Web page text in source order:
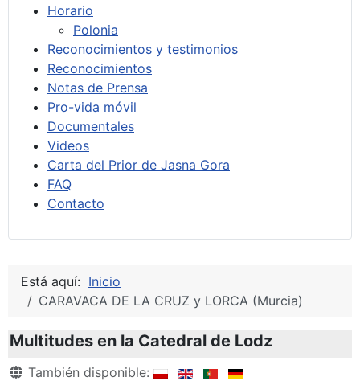
Horario
Polonia
Reconocimientos y testimonios
Reconocimientos
Notas de Prensa
Pro-vida móvil
Documentales
Videos
Carta del Prior de Jasna Gora
FAQ
Contacto
Está aquí: Inicio
CARAVACA DE LA CRUZ y LORCA (Murcia)
Multitudes en la Catedral de Lodz
Detalles
También disponible: